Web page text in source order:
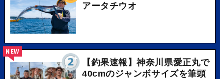
アータチウオ
【釣果速報】神奈川県愛正丸で
40cmのジャンボサイズを筆頭
NEW